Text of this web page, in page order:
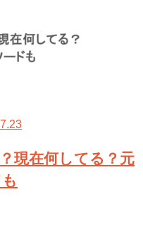
現在何してる？元